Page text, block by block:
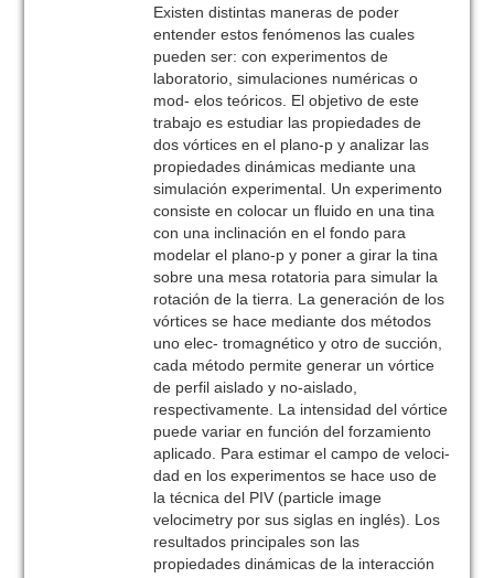
Existen distintas maneras de poder
entender estos fenómenos las cuales
pueden ser: con experimentos de
laboratorio, simulaciones numéricas o
mod- elos teóricos. El objetivo de este
trabajo es estudiar las propiedades de
dos vórtices en el plano-p y analizar las
propiedades dinámicas mediante una
simulación experimental. Un experimento
consiste en colocar un fluido en una tina
con una inclinación en el fondo para
modelar el plano-p y poner a girar la tina
sobre una mesa rotatoria para simular la
rotación de la tierra. La generación de los
vórtices se hace mediante dos métodos
uno elec- tromagnético y otro de succión,
cada método permite generar un vórtice
de perfil aislado y no-aislado,
respectivamente. La intensidad del vórtice
puede variar en función del forzamiento
aplicado. Para estimar el campo de veloci-
dad en los experimentos se hace uso de
la técnica del PIV (particle image
velocimetry por sus siglas en inglés). Los
resultados principales son las
propiedades dinámicas de la interacción